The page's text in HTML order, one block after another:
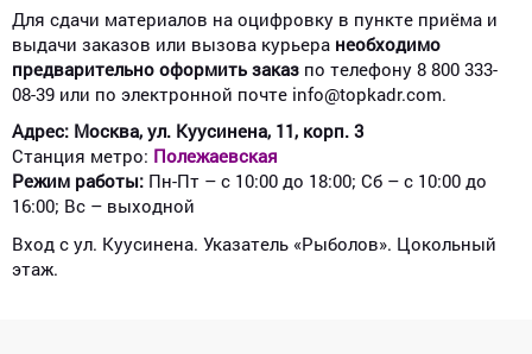
Для сдачи материалов на оцифровку в пункте приёма и
выдачи заказов или вызова курьера необходимо
предварительно оформить заказ по телефону 8 800 333-
08-39 или по электронной почте info@topkadr.com.
Адрес: Москва, ул. Куусинена, 11, корп. 3​
Станция метро: Полежаевская
Режим работы: Пн-Пт – с 10:00 до 18:00; Сб – с 10:00 до
16:00; Вс – выходной
Вход с ул. Куусинена. Указатель «Рыболов». Цокольный
этаж.